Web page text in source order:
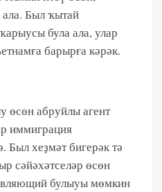
ала. Был ҡытай
була ала, улар
барырға кәрәк.
өсөн абруйлы агент
иммиграция
Был хеҙмәт бигерәк тә
сәйәхәтселәр өсөн
булыуы мөмкин